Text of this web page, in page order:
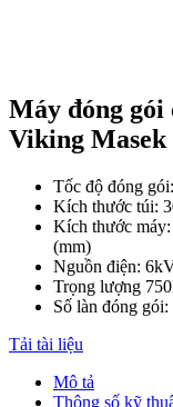
Máy đóng gói
Viking Masek
Tốc độ đóng
Kích thước túi:
Kích thước
(mm)
Nguồn điện:
Trọng lượng
Số làn đóng
Tải tài liệu
Mô tả
Thông số kỹ